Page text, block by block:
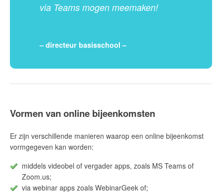
via Teams mogen meemaken!
– directeur basisschool –
Vormen van online bijeenkomsten
Er zijn verschillende manieren waarop een online bijeenkomst
vormgegeven kan worden:
middels videobel of vergader apps, zoals MS Teams of
Zoom.us;
via webinar apps zoals WebinarGeek of;